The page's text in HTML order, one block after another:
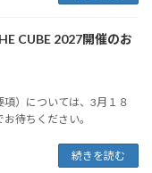
CUBE 2027開催のお
項）については、3月１８
待ちください。
続きを読む